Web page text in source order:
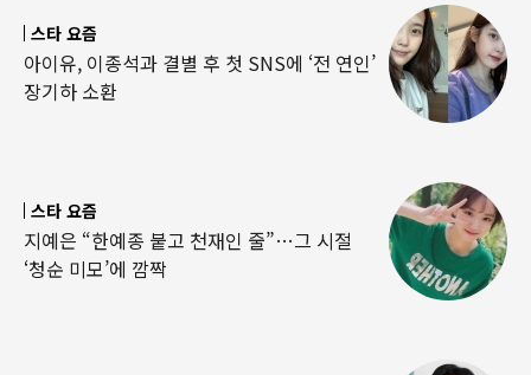
스타 요즘
아이유, 이종석과 결별 후 첫 SNS에 ‘전 연인’
장기하 소환
스타 요즘
지예은 “한예종 붙고 천재인 줄”…그 시절
‘청순 미모’에 깜짝